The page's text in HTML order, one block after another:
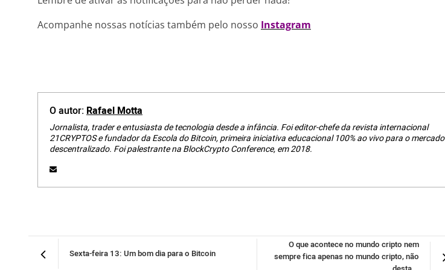
Acompanhe nossas notícias também pelo nosso Instagram
O autor: Rafael Motta
Jornalista, trader e entusiasta de tecnologia desde a infância. Foi editor-chefe da revista internacional
21CRYPTOS e fundador da Escola do Bitcoin, primeira iniciativa educacional 100% ao vivo para o mercado
descentralizado. Foi palestrante na BlockCrypto Conference, em 2018.
O que acontece no mundo cripto nem
sempre fica apenas no mundo cripto, não
Sexta-feira 13: Um bom dia para o Bitcoin